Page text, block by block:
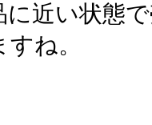
に近い状態
ね。